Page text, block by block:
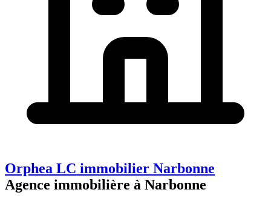
Orphea LC immobilier Narbonne
Agence immobilière à Narbonne